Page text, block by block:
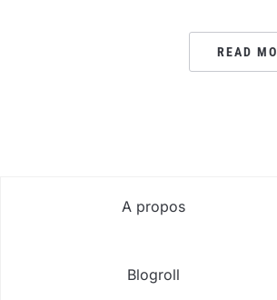
READ
A propos
Blogroll